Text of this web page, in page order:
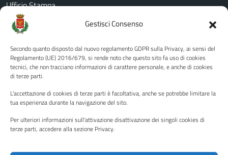
Gestisci Consenso
Secondo quanto disposto dal nuovo regolamento GDPR sulla Privacy, ai sensi del
Regolamento (UE) 2016/679, si rende noto che questo sito fa uso di cookies
tecnici, che non tracciano informazioni di carattere personale, e anche di cookies
di terze parti.
L'accettazione di cookies di terze parti è facoltativa, anche se potrebbe limitare la
tua esperienza durante la navigazione del sito.
Per ulteriori informazioni sull'attivazione disattivazione dei singoli cookies di
terze parti, accedere alla sezione Privacy.
Ufficio Stampa
Amministrazione Trasparente
Albo pretorio
Informativa privacy
Note legali
Piano di miglioramento del sito